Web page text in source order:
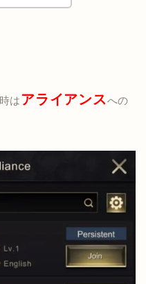
は アライアンスへの